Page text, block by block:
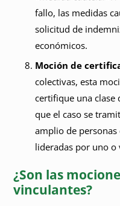
fallo, las medidas
solicitud de
económicos.
Moción de
colectivas, esta
certifique una clase
que el caso se
amplio de
lideradas por uno o
¿Son las
vinculantes?